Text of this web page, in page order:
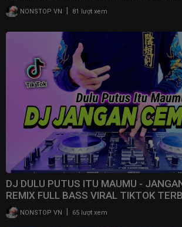
NONSTOP VN 81 lượt xem
DJ DULU PUTUS ITU MAUMU -
REMIX FULL BASS VIRAL TIKTOK
NONSTOP VN 65 lượt xem